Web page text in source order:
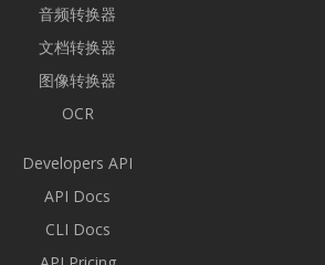
音频转换器
文档转换器
图像转换器
OCR
Developers API
API Docs
CLI Docs